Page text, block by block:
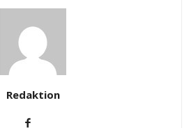
Redaktion